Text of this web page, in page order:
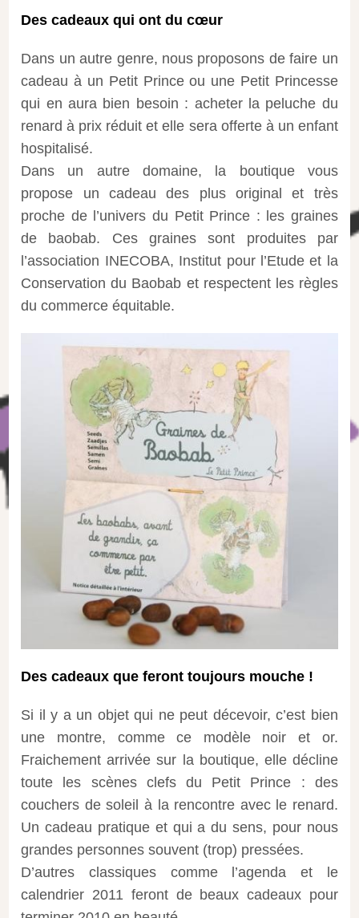
Des cadeaux qui ont du cœur
Dans un autre genre, nous proposons de faire un
cadeau à un Petit Prince ou une Petit Princesse
qui en aura bien besoin : acheter la peluche du
renard à prix réduit et elle sera offerte à un enfant
hospitalisé.
Dans un autre domaine, la boutique vous
propose un cadeau des plus original et très
proche de l’univers du Petit Prince : les graines
de baobab. Ces graines sont produites par
l’association INECOBA, Institut pour l’Etude et la
Conservation du Baobab et respectent les règles
du commerce équitable.
Des cadeaux que feront toujours mouche !
Si il y a un objet qui ne peut décevoir, c’est bien
une montre, comme ce modèle noir et or.
Fraichement arrivée sur la boutique, elle décline
toute les scènes clefs du Petit Prince : des
couchers de soleil à la rencontre avec le renard.
Un cadeau pratique et qui a du sens, pour nous
grandes personnes souvent (trop) pressées.
D’autres classiques comme l’agenda et le
calendrier 2011 feront de beaux cadeaux pour